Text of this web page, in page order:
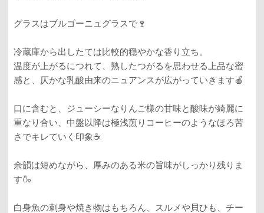
グラスはブルゴーニュグラスで🍷
冷蔵庫から出したては比較的穏やかな香り立ち。
温度が上がるにつれて、熟したつがるを思わせる上品な蜜
感と、仄かな乳酸由来のニュアンスが広がっていきます🍎
口に含むと、ジューシーなりんご様の甘味と酸味が綺麗に
重なり合い、中盤以降は極浅煎りコーヒーのようなほろ苦
さでキレていく印象☕️
余韻は短めながら、厚みのある米の旨味がしっかり残りま
す🍶
白身魚の刺身や焼き物はもちろん、スルメや貝ひも、チー